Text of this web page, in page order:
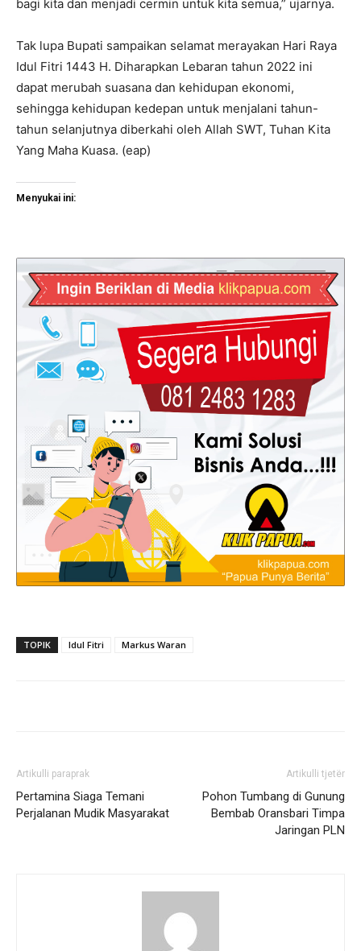
bagi kita dan menjadi cermin untuk kita semua,” ujarnya.
Tak lupa Bupati sampaikan selamat merayakan Hari Raya
Idul Fitri 1443 H. Diharapkan Lebaran tahun 2022 ini
dapat merubah suasana dan kehidupan ekonomi,
sehingga kehidupan kedepan untuk menjalani tahun-
tahun selanjutnya diberkahi oleh Allah SWT, Tuhan Kita
Yang Maha Kuasa. (eap)
Menyukai ini:
TOPIK Idul Fitri Markus Waran
Artikulli paraprak
Pertamina Siaga Temani
Perjalanan Mudik Masyarakat
Artikulli tjetër
Pohon Tumbang di Gunung
Bembab Oransbari Timpa
Jaringan PLN